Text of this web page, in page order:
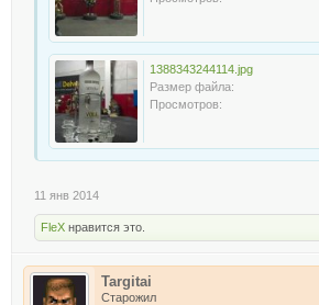
1388343244114.jpg
Размер файла:
Просмотров:
11 янв 2014
FleX нравится это.
Targitai
Старожил